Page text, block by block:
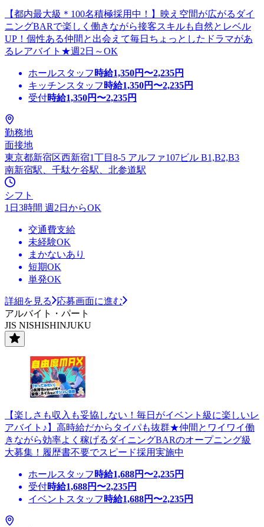
【都内最大級＊100名積極採用中！】映え空間が広がるダイ
ニングBARで楽しく働きながら接客スキルも自然とレベル
UP！個性ある仲間と出会えて毎日ちょっとしたドラマがあ
るレアバイト★週2日～OK
ホールスタッフ 時給1,350円〜2,235円
キッチンスタッフ 時給1,350円〜2,235円
受付時給1,350円〜2,235円
勤務地
面接地
東京都新宿区西新宿1丁目8-5 アルファ107ビル B1,B2,B3
南新宿駅、千駄ケ谷駅、北参道駅
シフト
1日3時間 週2日からOK
交通費支給
未経験OK
まかないあり
短期OK
単発OK
詳細を見る
応募画面に進む
アルバイト・パート
JIS NISHISHINJUKU
【楽しさも収入も妥協しない！毎日がイベント級に楽しいレ
アバイト♪】高時給だからタイパも抜群★仲間とワイワイ働
きながら効率よく稼げるダイニングBARのオープニング級
大募集！履歴書不要でスピード採用実施中
ホールスタッフ 時給1,688円〜2,235円
受付時給1,688円〜2,235円
イベントスタッフ 時給1,688円〜2,235円